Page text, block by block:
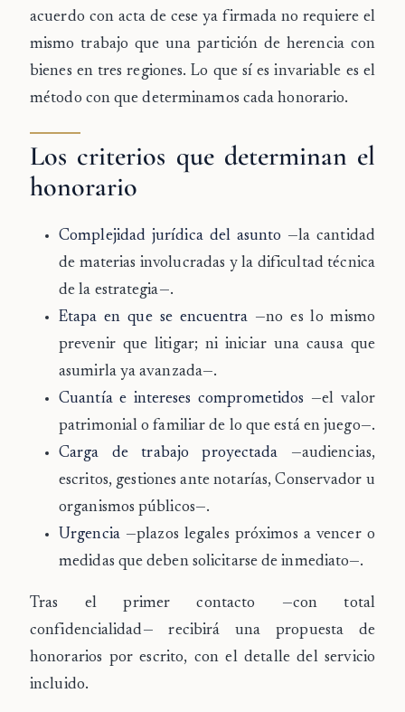
acuerdo con acta de cese ya firmada no requiere el
mismo trabajo que una partición de herencia con
bienes en tres regiones. Lo que sí es invariable es el
método con que determinamos cada honorario.
Los criterios que determinan el
honorario
Complejidad jurídica del asunto —la cantidad
de materias involucradas y la dificultad técnica
de la estrategia—.
Etapa en que se encuentra —no es lo mismo
prevenir que litigar; ni iniciar una causa que
asumirla ya avanzada—.
Cuantía e intereses comprometidos —el valor
patrimonial o familiar de lo que está en juego—.
Carga de trabajo proyectada —audiencias,
escritos, gestiones ante notarías, Conservador u
organismos públicos—.
Urgencia—plazos legales próximos a vencer o
medidas que deben solicitarse de inmediato—.
Tras el primer contacto —con total
confidencialidad— recibirá una propuesta de
honorarios por escrito, con el detalle del servicio
incluido.